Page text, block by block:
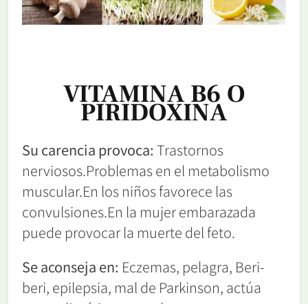
VITAMINA B6 O
PIRIDOXINA
Su carencia provoca: Trastornos
nerviosos.Problemas en el metabolismo
muscular.En los niños favorece las
convulsiones.En la mujer embarazada
puede provocar la muerte del feto.
Se aconseja en: Eczemas, pelagra, Beri-
beri, epilepsia, mal de Parkinson, actúa